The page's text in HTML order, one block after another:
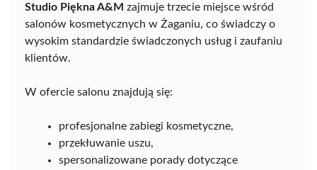
Studio Piękna A&M zajmuje trzecie miejsce wśród
salonów kosmetycznych w Żaganiu, co świadczy o
wysokim standardzie świadczonych usług i zaufaniu
klientów.
W ofercie salonu znajdują się:
profesjonalne zabiegi kosmetyczne,
przekłuwanie uszu,
spersonalizowane porady dotyczące